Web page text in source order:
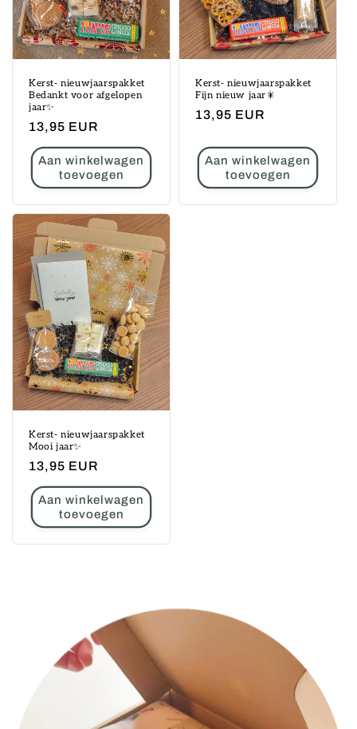
e
:
Kerst- nieuwjaarspakket
Bedankt voor afgelopen
jaar✨
Normale
prijs
13,95 EUR
Aan winkelwagen
toevoegen
Kerst- nieuwjaarspakket
Fijn nieuw jaar🎇
Normale
13,95 EUR
Aan winkelwagen
toevoegen
Kerst- nieuwjaarspakket
Mooi jaar✨
Normale
prijs
13,95 EUR
Aan winkelwagen
toevoegen